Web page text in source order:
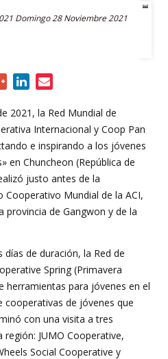
Domingo 28 Noviembre 2021
2021, la Red Mundial de
Internacional y Coop Pan
e inspirando a los jóvenes
en Chuncheon (República de
justo antes de la
Cooperativo Mundial de la ACI,
de Gangwon y de la
de duración, la Red de
Spring (Primavera
herramientas para jóvenes en el
cooperativas de jóvenes que
con una visita a tres
JUMO Cooperative,
Social Cooperative y